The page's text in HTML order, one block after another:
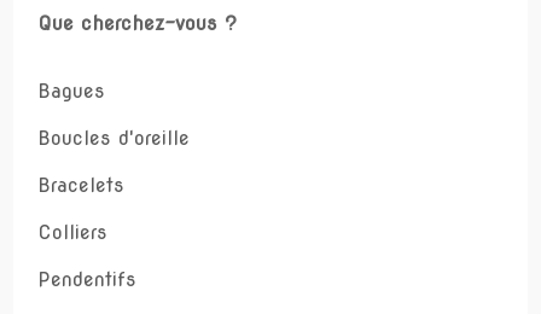
Que cherchez-vous ?
Bagues
Boucles d'oreille
Bracelets
Colliers
Pendentifs